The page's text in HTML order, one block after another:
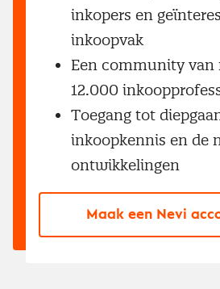
inkopers en
inkoopvak
Een community van
12.000
Toegang tot
inkoopkennis en de
ontwikkelingen
Maak een Nevi